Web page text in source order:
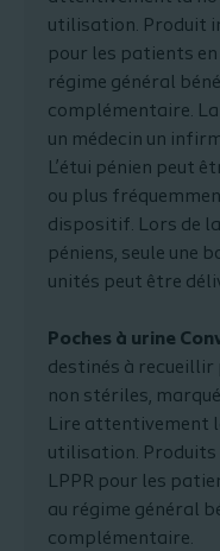
utilisation. Produit
pour les patients
régime général
complémentaire.
un médecin un
L’étui pénien peut
ou plus
dispositif. Lors de
péniens, seule une
unités peut être
Poches à urine
destinés à recueillir
non stériles,
Lire attentivement
utilisation.
LPPR pour les
au régime général
complémentaire.